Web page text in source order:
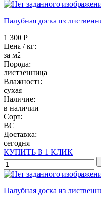
Палубная доска из
1 300 Р
Цена / кг:
за м2
Порода:
лиственница
Влажность:
сухая
Наличие:
в наличии
Сорт:
BC
Доставка:
сегодня
КУПИТЬ В 1 КЛИК
Палубная доска из